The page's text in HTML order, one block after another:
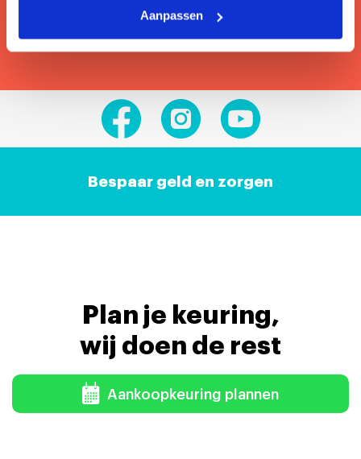
Aanpassen
Lees meer
Bespaar geld en zorgen
Plan je keuring,
wij doen de rest
Aankoopkeuring plannen